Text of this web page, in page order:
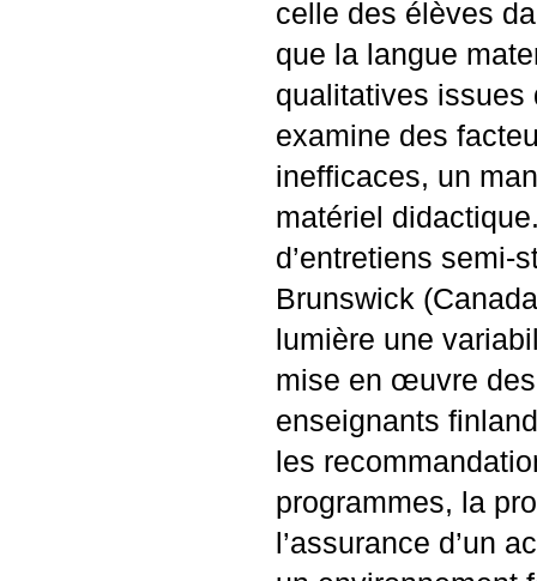
celle des élèves
que la langue
qualitatives issues
examine des
inefficaces, un
matériel
d’entretiens semi-
Brunswick
lumière une
mise en œuvre
enseignants
les
programmes, la
l’assurance d’un